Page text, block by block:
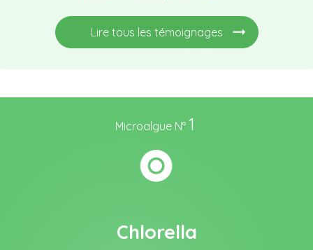
Lire tous les témoignages
Microalgue N° 1
Chlorella